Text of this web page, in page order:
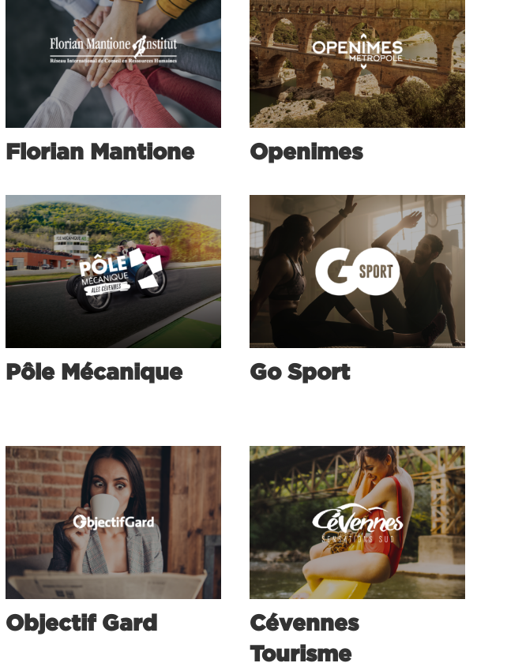
Florian Mantione Openimes
Pôle Mécanique Go Sport
Objectif Gard
Cévennes
Tourisme